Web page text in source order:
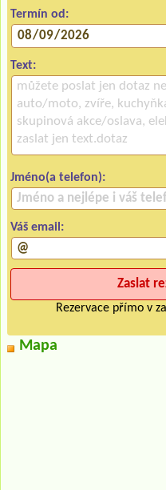
Termín od:
Text:
Jméno(a telefon):
Váš email:
Rezervace přímo v
Mapa